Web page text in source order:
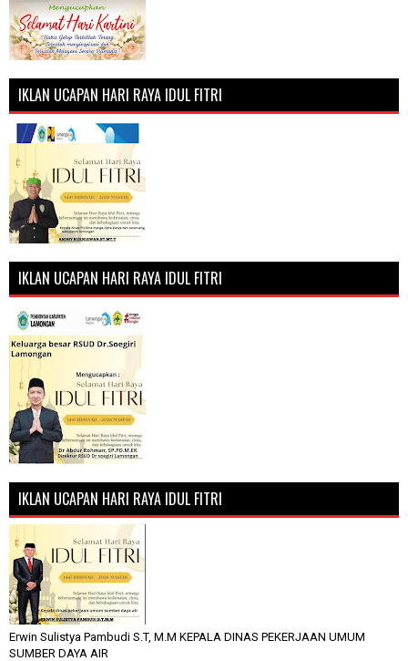
IKLAN UCAPAN HARI RAYA IDUL FITRI
IKLAN UCAPAN HARI RAYA IDUL FITRI
IKLAN UCAPAN HARI RAYA IDUL FITRI
Erwin Sulistya Pambudi S.T, M.M KEPALA DINAS PEKERJAAN UMUM
SUMBER DAYA AIR